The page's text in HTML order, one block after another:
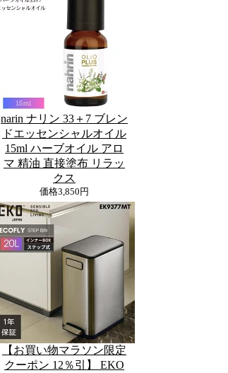
narin ナリン 33＋7 ブレン
ドエッセンシャルオイル
15ml ハーブオイル アロ
マ 精油 直接塗布 リラッ
クス
価格3,850円
【お買い物マラソン限定
クーポン 12％引】 EKO